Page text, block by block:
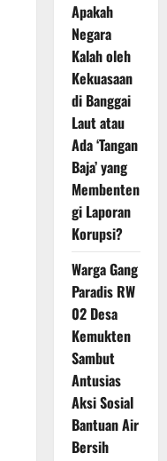
Apakah
Negara
Kalah oleh
Kekuasaan
di Banggai
Laut atau
Ada ‘Tangan
Baja’ yang
Membenten
gi Laporan
Korupsi?
Warga Gang
Paradis RW
02 Desa
Kemukten
Sambut
Antusias
Aksi Sosial
Bantuan Air
Bersih